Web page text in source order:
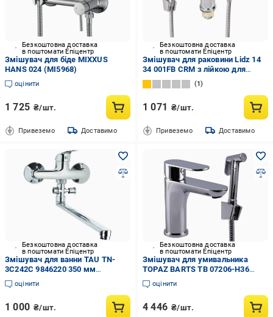
Безкоштовна доставка
в поштомати Епіцентр
Змішувач для біде MIXXUS
HANS 024 (MI5968)
оцінити
1 725 ₴/шт.
Привеземо Доставимо
Безкоштовна доставка
в поштомати Епіцентр
Змішувач для раковини Lidz 14
34 001FB CRM з лійкою для
гігієнічного душу (SD00041203)
1
1 071 ₴/шт.
Привеземо Доставимо
Безкоштовна доставка
в поштомати Епіцентр
Змішувач для ванни TAU TN-
3C242C 9846220 350 мм
(33359450)
оцінити
1 000 ₴/шт.
Безкоштовна доставка
в поштомати Епіцентр
Змішувач для умивальника
TOPAZ BARTS TB 07206-H36
(000019563)
оцінити
4 446 ₴/шт.